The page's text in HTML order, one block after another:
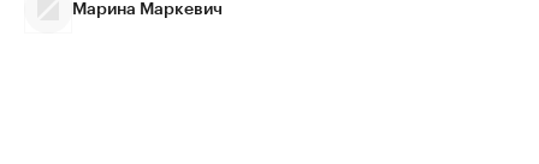
Марина Маркевич